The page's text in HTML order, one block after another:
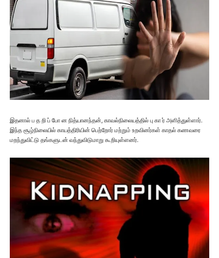
இதனால் ப த றி ப் போ ன நித்யானந்தன், காவல்நிலையத்தில் பு கா ர் அளித்துள்ளார்.
இந்த சூழ்நிலையில் காயத்திரியின் பெற்றோர் மற்றும் உறவினர்கள் காதல் கணவரை
மறந்துவிட்டு தங்களுடன் வந்துவிடுமாறு கூறியுள்ளனர்.